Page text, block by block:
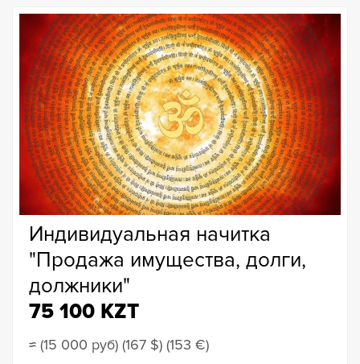
Индивидуальная начитка
"Продажа имущества, долги,
должники"
75 100 KZT
≈ (15 000 руб) (167 $) (153 €)